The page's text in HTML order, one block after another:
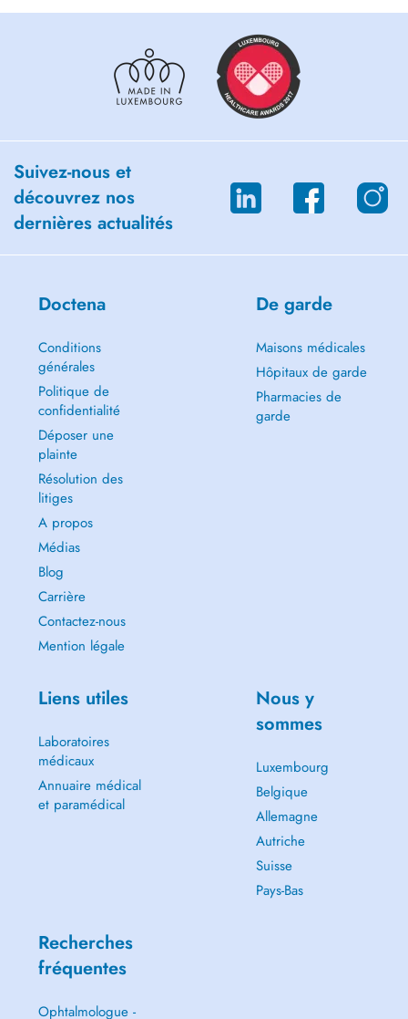
Suivez-nous et
découvrez nos
dernières actualités
Doctena
Conditions
générales
Politique de
confidentialité
Déposer une
plainte
Résolution des
litiges
A propos
Médias
Blog
Carrière
Contactez-nous
Mention légale
De garde
Maisons médicales
Hôpitaux de garde
Pharmacies de
garde
Liens utiles
Laboratoires
médicaux
Annuaire médical
et paramédical
Nous y
sommes
Luxembourg
Belgique
Allemagne
Autriche
Suisse
Pays-Bas
Recherches
fréquentes
Ophtalmologue -